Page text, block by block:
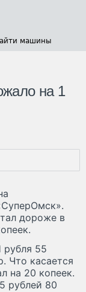
машины
на 1
дороже в
55
Что касается
на 20 копеек.
рублей 80